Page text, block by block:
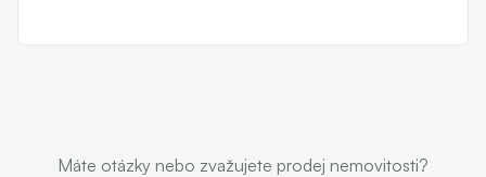
Máte otázky nebo zvažujete prodej nemovitosti?